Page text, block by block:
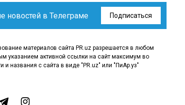
новостей в Телеграме Подписаться
материалов сайта PR.uz разрешается в любом
указанием активной ссылки на сайт максимум во
и названия с сайта в виде "PR.uz" или "ПиАр.уз"